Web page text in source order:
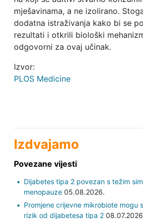
mješavinama, a ne izolirano.
dodatna istraživanja kako bi se
rezultati i otkrili biološki
odgovorni za ovaj učinak.
Izvor:
PLOS Medicine
Izdvajamo
Povezane vijesti
Dijabetes tipa 2 povezan s težim
menopauze05.08.2026.
Promjene crijevne mikrobiote mogu
rizik od dijabetesa tipa 2